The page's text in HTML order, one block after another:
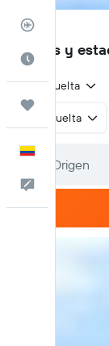
Cuándo ir
ZQZ
Vuelos y
Ida y vuelta
Ida y vuelta